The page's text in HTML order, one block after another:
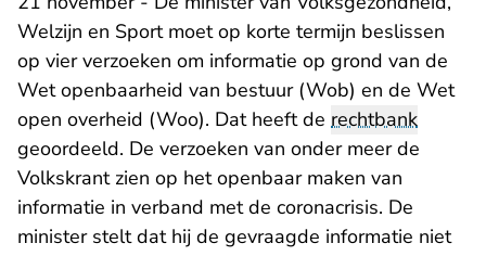
Welzijn en Sport moet op korte termijn beslissen
op vier verzoeken om informatie op grond van de
Wet openbaarheid van bestuur (Wob) en de Wet
open overheid (Woo). Dat heeft de rechtbank
geoordeeld. De verzoeken van onder meer de
Volkskrant zien op het openbaar maken van
informatie in verband met de coronacrisis. De
minister stelt dat hij de gevraagde informatie niet